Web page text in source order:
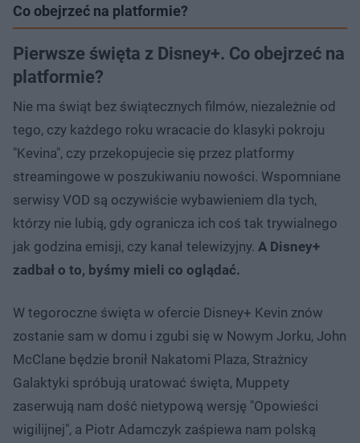
Co obejrzeć na platformie?
Pierwsze święta z Disney+. Co obejrzeć na
platformie?
Nie ma świąt bez świątecznych filmów, niezależnie od
tego, czy każdego roku wracacie do klasyki pokroju
"Kevina", czy przekopujecie się przez platformy
streamingowe w poszukiwaniu nowości. Wspomniane
serwisy VOD są oczywiście wybawieniem dla tych,
którzy nie lubią, gdy ogranicza ich coś tak trywialnego
jak godzina emisji, czy kanał telewizyjny. A Disney+
zadbał o to, byśmy mieli co oglądać.
W tegoroczne święta w ofercie Disney+ Kevin znów
zostanie sam w domu i zgubi się w Nowym Jorku, John
McClane będzie bronił Nakatomi Plaza, Strażnicy
Galaktyki spróbują uratować święta, Muppety
zaserwują nam dość nietypową wersję "Opowieści
wigilijnej", a Piotr Adamczyk zaśpiewa nam polską